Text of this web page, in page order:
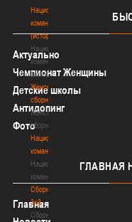
Национальная
команда
(история)
Национальная
команда
(история)
Женские
сборные
Женские
сборные
Национальная
команда
Национальная
команда
Сборные
3х3
Сборные
Актуально
Чемпионат Женщины
Детские школы
Антидопинг
Фото
ГЛАВНАЯ
Главная